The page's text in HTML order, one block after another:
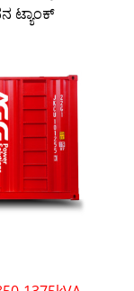
ಟ್ಯಾಂಕ್